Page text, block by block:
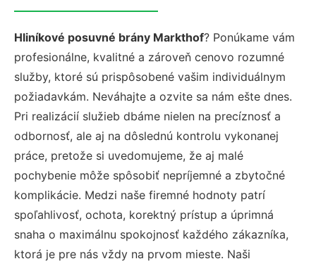
Hliníkové posuvné brány Markthof? Ponúkame vám
profesionálne, kvalitné a zároveň cenovo rozumné
služby, ktoré sú prispôsobené vašim individuálnym
požiadavkám. Neváhajte a ozvite sa nám ešte dnes.
Pri realizácií služieb dbáme nielen na precíznosť a
odbornosť, ale aj na dôslednú kontrolu vykonanej
práce, pretože si uvedomujeme, že aj malé
pochybenie môže spôsobiť nepríjemné a zbytočné
komplikácie. Medzi naše firemné hodnoty patrí
spoľahlivosť, ochota, korektný prístup a úprimná
snaha o maximálnu spokojnosť každého zákazníka,
ktorá je pre nás vždy na prvom mieste. Naši